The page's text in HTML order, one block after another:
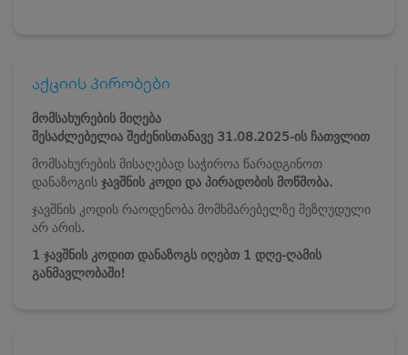
აქციის პირობები
მომსახურების მიღება
შესაძლებელია შეძენისთანავე 31.08.2025-ის ჩათვლით
მომსახურების მისაღებად საჭიროა წარადგინოთ
დანაზოგის ჯავშნის კოდი და პირადობის მოწმობა.
ჯავშნის კოდის რაოდენობა მომხმარებელზე შეზღუდული
არ არის.
1 ჯავშნის კოდით დანაზოგს იღებთ 1 დღე-ღამის
განმავლობაში!